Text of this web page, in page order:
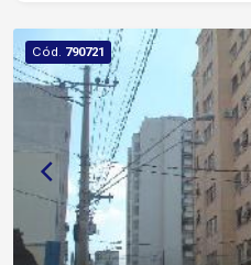
central de Sorocaba
da Avenida Afonso
da Avenida Dom Aguirre
do Terminal Santo
minutos da Rodovia
bancos, cartórios,
restaurantes e grande fluxo
com forte apelo
que buscam
Cód. 790721